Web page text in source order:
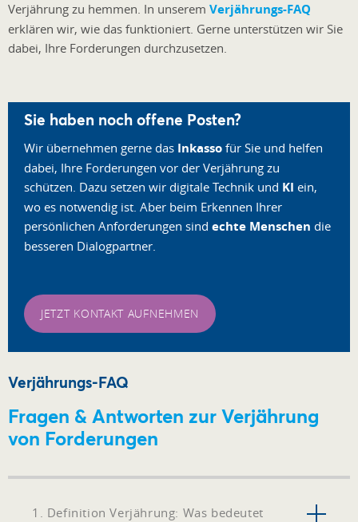
Verjährung zu hemmen. In unserem Verjährungs-FAQ
erklären wir, wie das funktioniert. Gerne unterstützen wir Sie
dabei, Ihre Forderungen durchzusetzen.
Sie haben noch offene Posten?
Wir übernehmen gerne das Inkasso für Sie und helfen
dabei, Ihre Forderungen vor der Verjährung zu
schützen. Dazu setzen wir digitale Technik und KI ein,
wo es notwendig ist. Aber beim Erkennen Ihrer
persönlichen Anforderungen sind echte Menschen die
besseren Dialogpartner.
JETZT KONTAKT AUFNEHMEN
Verjährungs-FAQ
Fragen & Antworten zur Verjährung
von Forderungen
1. Definition Verjährung: Was bedeutet